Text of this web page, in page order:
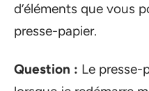
d’éléments que vous
presse-papier.
Question : Le presse-